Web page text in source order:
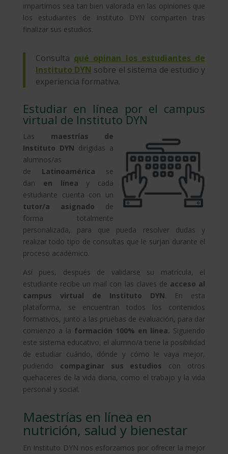
impartimos sea tan bien valorada en las opiniones que
los estudiantes de Instituto DYN comparten tras
finalizar sus estudios.
Consulta qué opinan los estudiantes de
Instituto DYN sobre el sistema de estudio y
experiencia formativa.
Estudiar en línea por el campus
virtual de Instituto DYN
Las maestrías de
Instituto DYN dirigidas a
alumnos/as
de Latinoamérica se
dan en línea y cada
estudiante cuenta con un
tutor/a asignado de
forma totalmente
personalizada, para que pueda resolver dudas y
realizar todo tipo de consultas que le surjan durante el
proceso académico.
Así pues, después de validarse su matrícula, el
estudiante recibe un mail con las claves de acceso al
campus virtual de Instituto DYN. En esta
plataforma, se encuentran todos los contenidos
formativos, junto a las pruebas de evaluación, para dar
comienzo a la formación 100% en línea. Siguiendo
este sistema educativo, el alumno/a tiene la posibilidad
de estudiar cuándo, dónde y cómo le vaya mejor,
pudiendo compaginar sus estudios con otros
quehaceres de la vida diaria, como el trabajo y la vida
personal y social.
Maestrías en línea en
nutrición, salud y bienestar
En Instituto DYN nos esforzamos por ofrecer la mejor